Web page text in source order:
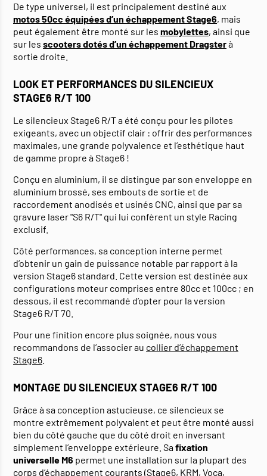
De type universel, il est principalement destiné aux
motos 50cc équipées d’un échappement Stage6, mais
peut également être monté sur les mobylettes, ainsi que
sur les scooters dotés d’un échappement Dragsterà
sortie droite.
LOOK ET PERFORMANCES DU SILENCIEUX
STAGE6 R/T 100
Le silencieux Stage6 R/T a été conçu pour les pilotes
exigeants, avec un objectif clair : offrir des performances
maximales, une grande polyvalence et l’esthétique haut
de gamme propre à Stage6 !
Conçu en aluminium, il se distingue par son enveloppe en
aluminium brossé, ses embouts de sortie et de
raccordement anodisés et usinés CNC, ainsi que par sa
gravure laser "S6 R/T" qui lui confèrent un style Racing
exclusif.
Côté performances, sa conception interne permet
d’obtenir un gain de puissance notable par rapport à la
version Stage6 standard. Cette version est destinée aux
configurations moteur comprises entre 80cc et 100cc ; en
dessous, il est recommandé d’opter pour la version
Stage6 R/T 70.
Pour une finition encore plus soignée, nous vous
recommandons de l’associer au collier d’échappement
Stage6
MONTAGE DU SILENCIEUX STAGE6 R/T 100
Grâce à sa conception astucieuse, ce silencieux se
montre extrêmement polyvalent et peut être monté aussi
bien du côté gauche que du côté droit en inversant
simplement l’enveloppe extérieure. Safixation
universelle M6 permet une installation sur la plupart des
corps d’échappement courants (Stage6, KRM, Voca,